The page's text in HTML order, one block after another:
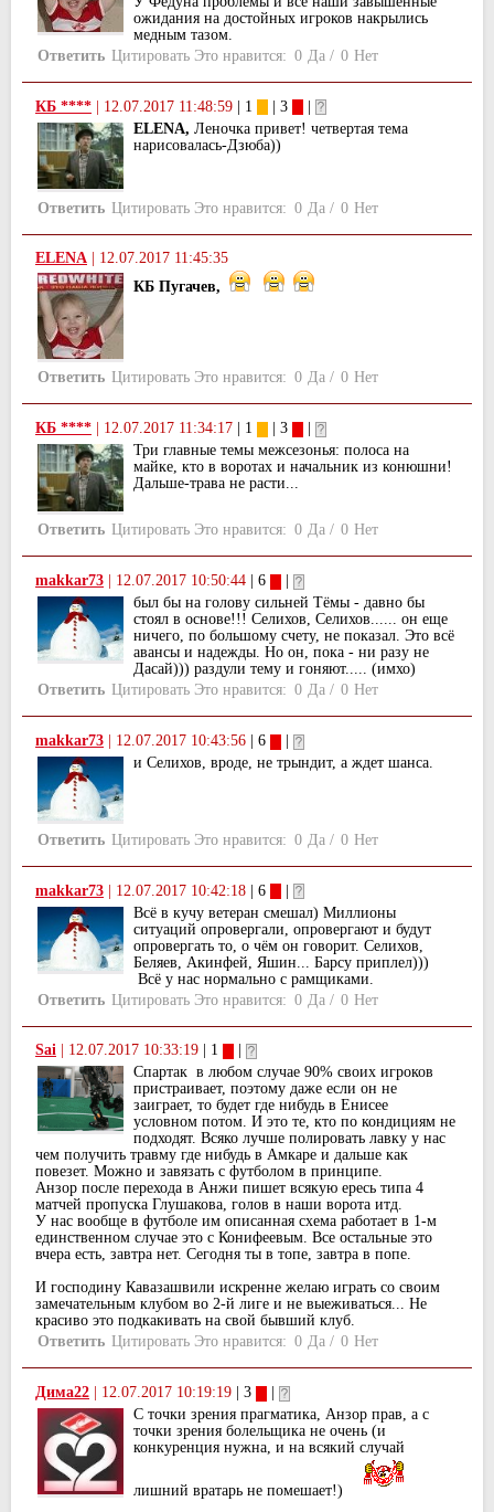
ожидания на достойных игроков накрылись
медным тазом.
Ответить Цитировать Это нравится: 0 Да / 0 Нет
КБ **** | 12.07.2017 11:48:59 | 1 | 3
|
ELENA, Леночка привет! четвертая тема
нарисовалась-Дзюба))
Ответить Цитировать Это нравится: 0 Да / 0 Нет
ELENA
12.07.2017 11:45:35
КБ Пугачев,
Ответить Цитировать Это нравится: 0 Да / 0 Нет
КБ **** 12.07.2017 11:34:17 | 1 | 3
Три главные темы межсезонья: полоса на
майке, кто в воротах и начальник из конюшни!
Дальше-трава не расти...
Ответить Цитировать Это нравится: 0 Да / 0 Нет
makkar73 12.07.2017 10:50:44 | 6
был бы на голову сильней Тёмы - давно бы
стоял в основе!!! Селихов, Селихов...... он еще
ничего, по большому счету, не показал. Это всё
авансы и надежды. Но он, пока - ни разу не
Дасай))) раздули тему и гоняют..... (имхо)
Ответить Цитировать Это нравится: 0 Да / 0 Нет
makkar73 | 12.07.2017 10:43:56 | 6
|
и Селихов, вроде, не трындит, а ждет шанса.
Ответить Цитировать Это нравится: 0 Да / 0 Нет
makkar73 | 12.07.2017 10:42:18 | 6
|
Всё в кучу ветеран смешал) Миллионы
ситуаций опровергали, опровергают и будут
опровергать то, о чём он говорит. Селихов,
Беляев, Акинфей, Яшин... Барсу приплел)))
Всё у нас нормально с рамщиками.
Ответить Цитировать Это нравится: 0 Да / 0 Нет
Sai 12.07.2017 10:33:19 | 1
Спартак в любом случае 90% своих игроков
пристраивает, поэтому даже если он не
заиграет, то будет где нибудь в Енисее
условном потом. И это те, кто по кондициям не
подходят. Всяко лучше полировать лавку у нас
чем получить травму где нибудь в Амкаре и дальше как
повезет. Можно и завязать с футболом в принципе.
Анзор после перехода в Анжи пишет всякую ересь типа 4
матчей пропуска Глушакова, голов в наши ворота итд.
У нас вообще в футболе им описанная схема работает в 1-м
единственном случае это с Конифеевым. Все остальные это
вчера есть, завтра нет. Сегодня ты в топе, завтра в попе.
И господину Кавазашвили искренне желаю играть со своим
замечательным клубом во 2-й лиге и не выеживаться... Не
красиво это подкакивать на свой бывший клуб.
Ответить Цитировать Это нравится: 0 Да / 0 Нет
Дима22 12.07.2017 10:19:19 | 3
С точки зрения прагматика, Анзор прав, а с
точки зрения болельщика не очень (и
конкуренция нужна, и на всякий случай
лишний вратарь не помешает!)